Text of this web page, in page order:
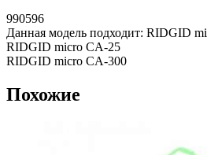
990596
Данная модель подходит: RIDGID
RIDGID micro CA-25
RIDGID micro CA-300
Похожие